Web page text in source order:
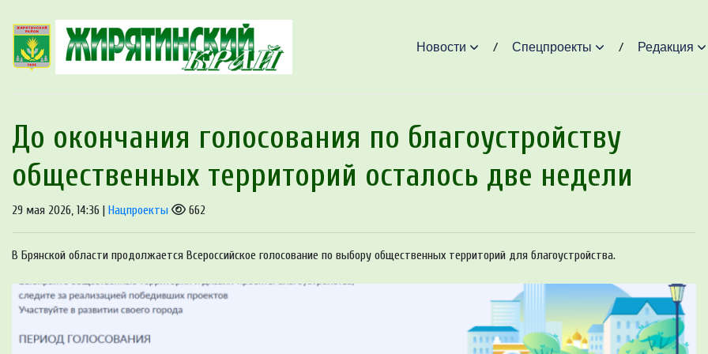
Новости Спецпроекты Редакция
До окончания голосования по благоустройству
общественных территорий осталось две недели
29 мая 2026, 14:36 | Нацпроекты 662
В Брянской области продолжается Всероссийское голосование по выбору общественных территорий для благоустройства.